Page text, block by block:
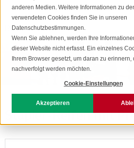
anderen Medien. Weitere Informationen zu
verwendeten Cookies finden Sie in unseren
Datenschutzbestimmungen.
Wenn Sie ablehnen, werden Ihre
dieser Website nicht erfasst. Ein einzelnes
Ihrem Browser gesetzt, um daran zu erinnern,
nachverfolgt werden möchten.
Cookie-Einstellungen
Akzeptieren
Elektro-Gabelstapler
Gas/Diesel-Gabelstapler
Schubmaststapler
Elektro-Hochhubwagen
Stringo
Stringo S2
Stringo S3
Stringo S5
Kalmar
Elektrostapler 5-9 Tonnen
Dieselstapler 9-18 Tonnen
Weitere Produkte
Goupil
Neu- & Gebrauchtstapler
Mietstapler
Service
Reifenservice
Stapler-Reifen mit